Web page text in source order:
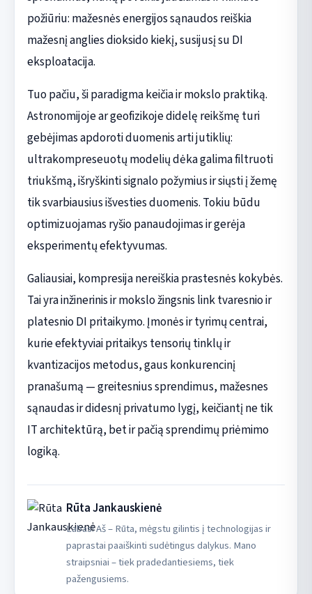
požiūriu: mažesnės energijos sąnaudos reiškia
mažesnį anglies dioksido kiekį, susijusį su DI
eksploatacija.
Tuo pačiu, ši paradigma keičia ir mokslo praktiką.
Astronomijoje ar geofizikoje didelę reikšmę turi
gebėjimas apdoroti duomenis arti jutiklių:
ultrakompreseuotų modelių dėka galima filtruoti
triukšmą, išryškinti signalo požymius ir siųsti į žemę
tik svarbiausius išvesties duomenis. Tokiu būdu
optimizuojamas ryšio panaudojimas ir gerėja
eksperimentų efektyvumas.
Galiausiai, kompresija nereiškia prastesnės kokybės.
Tai yra inžinerinis ir mokslo žingsnis link tvaresnio ir
platesnio DI pritaikymo. Įmonės ir tyrimų centrai,
kurie efektyviai pritaikys tensorių tinklų ir
kvantizacijos metodus, gaus konkurencinį
pranašumą — greitesnius sprendimus, mažesnes
sąnaudas ir didesnį privatumo lygį, keičiantį ne tik
IT architektūrą, bet ir pačią sprendimų priėmimo
logiką.
Rūta Jankauskienė
Labas! Aš – Rūta, mėgstu gilintis į technologijas ir
paprastai paaiškinti sudėtingus dalykus. Mano
straipsniai – tiek pradedantiesiems, tiek
pažengusiems.